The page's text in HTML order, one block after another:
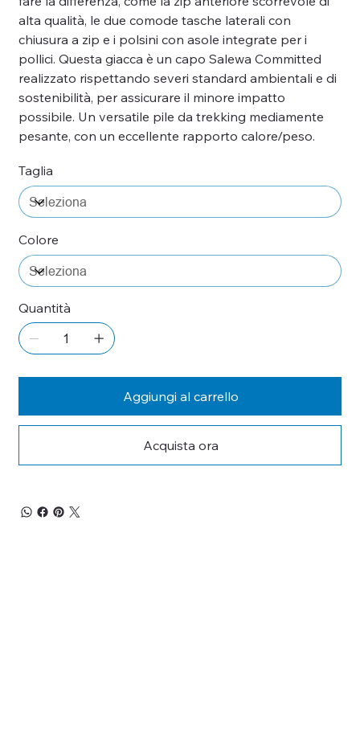
alta qualità, le due comode tasche laterali con
chiusura a zip e i polsini con asole integrate per i
pollici. Questa giacca è un capo Salewa Committed
realizzato rispettando severi standard ambientali e di
sostenibilità, per assicurare il minore impatto
possibile. Un versatile pile da trekking mediamente
pesante, con un eccellente rapporto calore/peso.
Taglia
Colore
Quantità
Aggiungi al carrello
Acquista ora